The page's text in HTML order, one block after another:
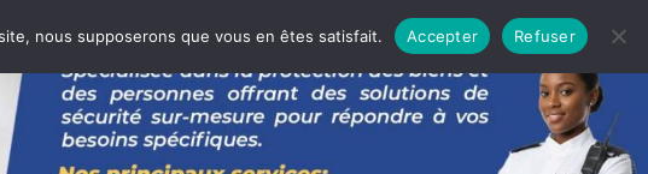
nous supposerons que vous en êtes satisfait. Accepter Refuser